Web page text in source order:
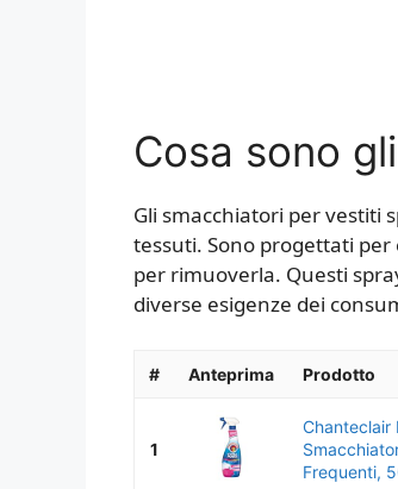
Cosa sono
Gli smacchiatori per vestiti
tessuti. Sono progettati
per rimuoverla. Questi
diverse esigenze dei
# Anteprima Prodotto
1
Chanteclair
Frequenti,